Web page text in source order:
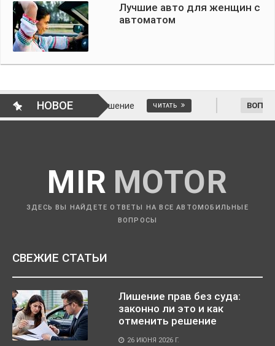
Лучшие авто для женщин с
автоматом
НОВОЕ
решение ЧИТАТЬ ВОПРОСЫ
MIR MOTOR
ЗДЕСЬ ВЫ НАЙДЕТЕ ОТВЕТЫ НА ВСЕ АВТОМОБИЛЬНЫЕ
ВОПРОСЫ
СВЕЖИЕ СТАТЬИ
Лишение прав без суда:
законно ли это и как
отменить решение
26 ИЮНЯ 2026 Г.